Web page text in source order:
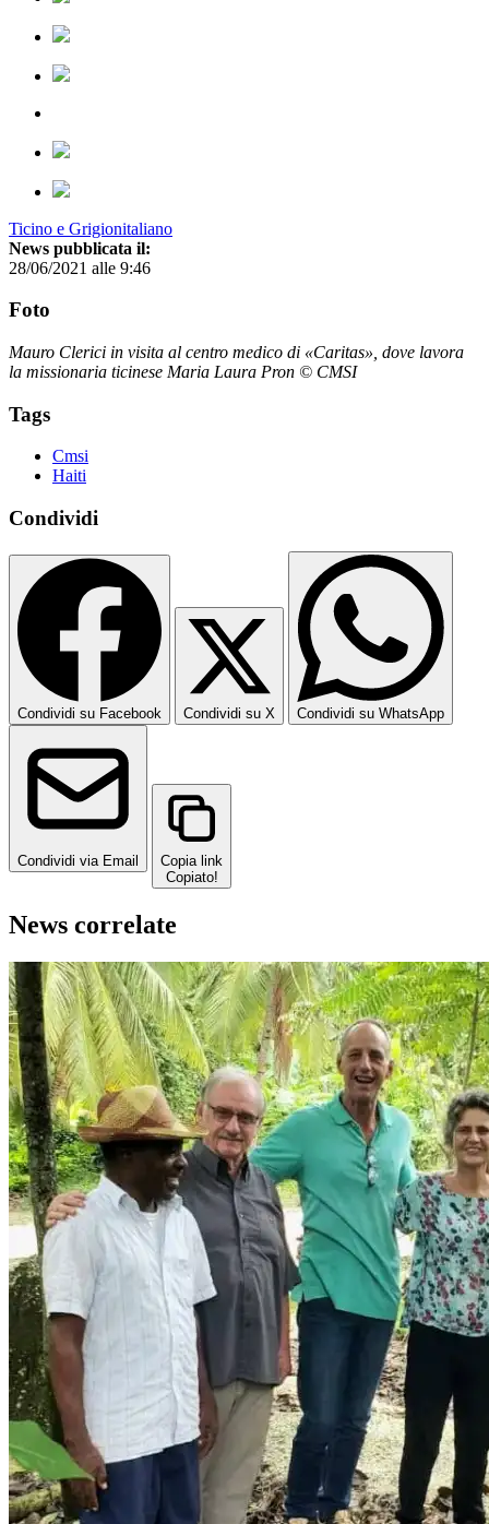
Ticino e Grigionitaliano
News pubblicata il:
28/06/2021 alle 9:46
Foto
Mauro Clerici in visita al centro medico di «Caritas», dove lavora
la missionaria ticinese Maria Laura Pron © CMSI
Tags
Cmsi
Haiti
Condividi
Condividi su Facebook Condividi su X Condividi su WhatsApp
Condividi via Email
Copia link
Copiato!
News correlate